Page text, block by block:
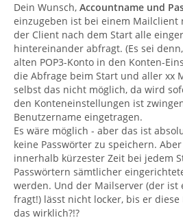
Dein Wunsch, Accountname und
einzugeben ist bei einem Mailclient
der Client nach dem Start alle
hintereinander abfragt. (Es sei
alten POP3-Konto in den Konten-
die Abfrage beim Start und aller xx
selbst das nicht möglich, da wird
den Konteneinstellungen ist
Benutzername eingetragen.
Es wäre möglich - aber das ist
keine Passwörter zu speichern.
innerhalb kürzester Zeit bei jedem
Passwörtern sämtlicher
werden. Und der Mailserver (der ist
fragt!) lässt nicht locker, bis er
das wirklich?!?